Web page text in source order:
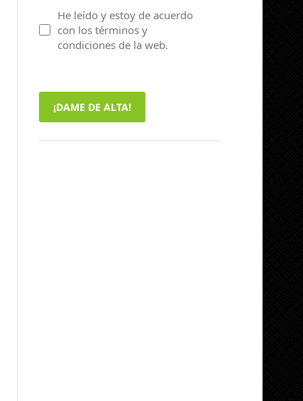
He leído y estoy de acuerdo
con los términos y
condiciones de la web.
¡DAME DE ALTA!